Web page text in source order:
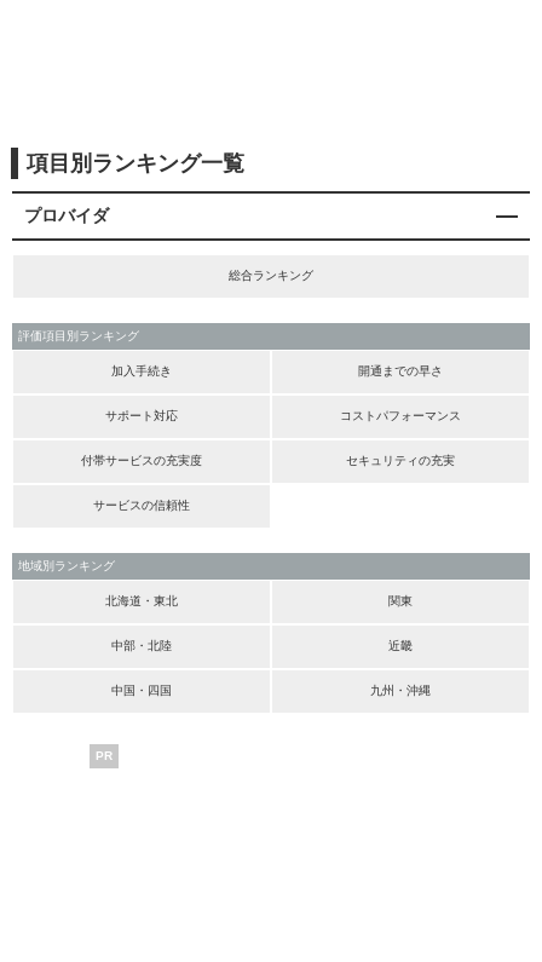
項目別ランキング一覧
プロバイダ
総合ランキング
評価項目別ランキング
加入手続き 開通までの早さ
サポート対応 コストパフォーマンス
付帯サービスの充実度 セキュリティの充実
サービスの信頼性
地域別ランキング
北海道・東北 関東
中部・北陸 近畿
中国・四国 九州・沖縄
PR